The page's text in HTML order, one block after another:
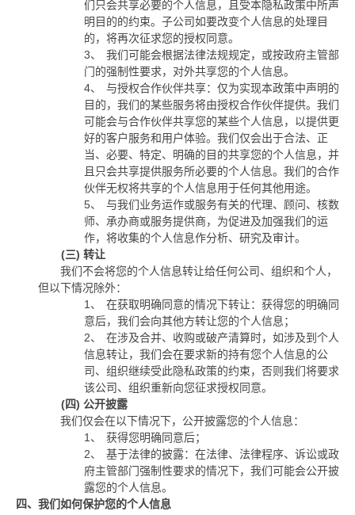
们只会共享必要的个人信息，且受本隐私政策中所声
明目的的约束。子公司如要改变个人信息的处理目
的，将再次征求您的授权同意。
3、
我们可能会根据法律法规规定，或按政府主管部
门的强制性要求，对外共享您的个人信息。
4、
与授权合作伙伴共享：仅为实现本政策中声明的
目的，我们的某些服务将由授权合作伙伴提供。我们
可能会与合作伙伴共享您的某些个人信息，以提供更
好的客户服务和用户体验。我们仅会出于合法、正
当、必要、特定、明确的目的共享您的个人信息，并
且只会共享提供服务所必要的个人信息。我们的合作
伙伴无权将共享的个人信息用于任何其他用途。
5、
与我们业务运作或服务有关的代理、顾问、核数
师、承办商或服务提供商，为促进及加强我们的运
作，将收集的个人信息作分析、研究及审计。
(三) 转让
我们不会将您的个人信息转让给任何公司、组织和个人，
但以下情况除外：
1、
在获取明确同意的情况下转让：获得您的明确同
意后，我们会向其他方转让您的个人信息；
2、
在涉及合并、收购或破产清算时，如涉及到个人
信息转让，我们会在要求新的持有您个人信息的公
司、组织继续受此隐私政策的约束，否则我们将要求
该公司、组织重新向您征求授权同意。
(四) 公开披露
我们仅会在以下情况下，公开披露您的个人信息：
1、
获得您明确同意后；
2、
基于法律的披露：在法律、法律程序、诉讼或政
府主管部门强制性要求的情况下，我们可能会公开披
露您的个人信息。
四、我们如何保护您的个人信息